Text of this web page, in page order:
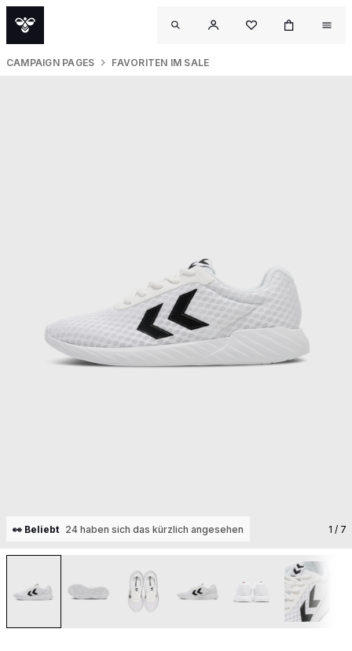
CAMPAIGN PAGES FAVORITEN IM SALE
👀 Beliebt 24 haben sich das kürzlich angesehen 1 / 7